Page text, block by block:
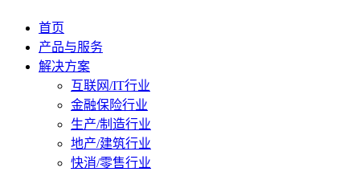
首页
产品与服务
解决方案
互联网/IT行业
金融保险行业
生产/制造行业
地产/建筑行业
快消/零售行业